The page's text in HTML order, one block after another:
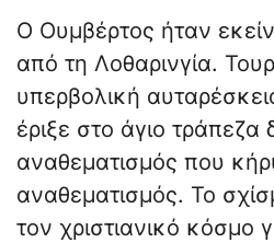
​Ο Ουμβέρτος ήταν
από τη Λοθαρινγία.
υπερβολική
έριξε στο άγιο τράπεζα
αναθεματισμός που
αναθεματισμός. Το
τον χριστιανικό κόσμο